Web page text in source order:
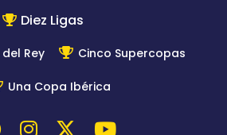
Diez Ligas
Rey Cinco Supercopas
Una Copa Ibérica